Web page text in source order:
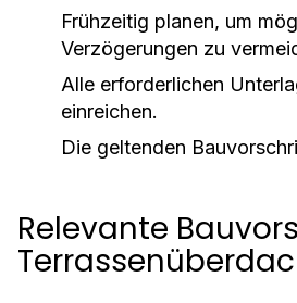
Frühzeitig planen, um
Verzögerungen zu
Alle erforderlichen
einreichen.
Die geltenden
Relevante